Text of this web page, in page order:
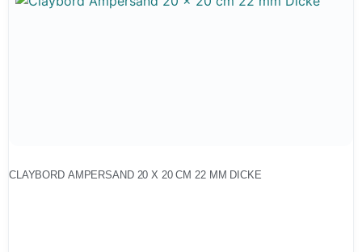
CLAYBORD AMPERSAND 20 X 20 CM 22 MM DICKE